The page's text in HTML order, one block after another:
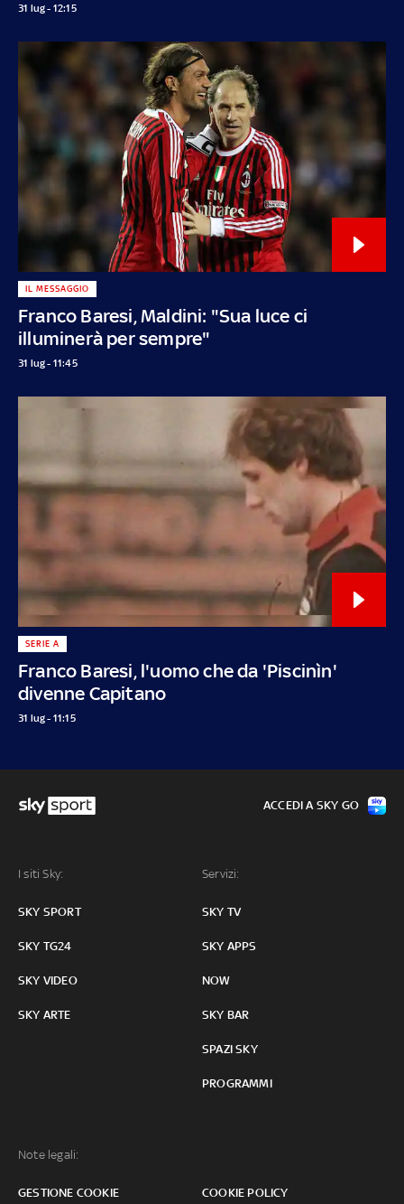
31 lug - 12:15
Franco Baresi, Maldini: "Sua luce ci
illuminerà per sempre"
IL MESSAGGIO
31 lug - 11:45
Franco Baresi, l'uomo che da 'Piscinìn'
divenne Capitano
SERIE A
31 lug - 11:15
I siti Sky:
SKY SPORT
SKY TG24
SKY VIDEO
SKY ARTE
Servizi:
SKY TV
SKY APPS
NOW
SKY BAR
SPAZI SKY
PROGRAMMI
Note legali:
GESTIONE COOKIE COOKIE POLICY
ACCEDI A SKY GO